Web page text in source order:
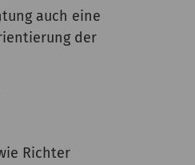
auch eine
der
Richter